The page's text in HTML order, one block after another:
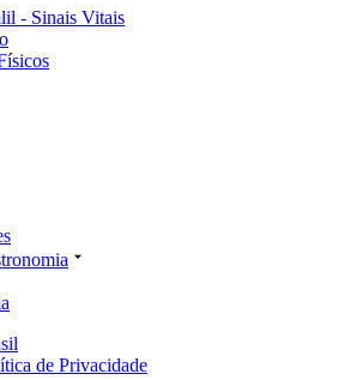
- Sinais Vitais
de Privacidade